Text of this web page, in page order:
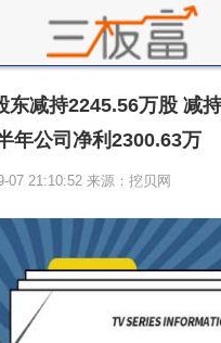
东减持2245.56万股 减
年公司净利2300.63万
07 21:10:52 来源：挖贝网